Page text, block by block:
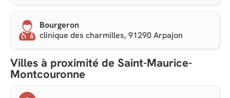
Bourgeron
clinique des charmilles, 91290 Arpajon
Villes à proximité de Saint-Maurice-
Montcouronne